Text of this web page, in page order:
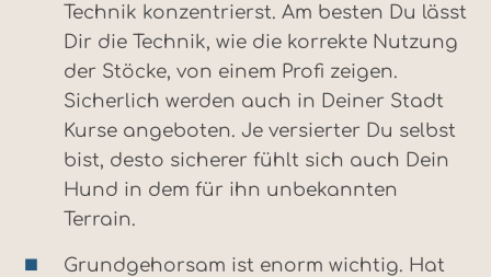
Technik konzentrierst. Am besten Du lässt
Dir die Technik, wie die korrekte Nutzung
der Stöcke, von einem Profi zeigen.
Sicherlich werden auch in Deiner Stadt
Kurse angeboten. Je versierter Du selbst
bist, desto sicherer fühlt sich auch Dein
Hund in dem für ihn unbekannten
Terrain.
Grundgehorsam ist enorm wichtig. Hat